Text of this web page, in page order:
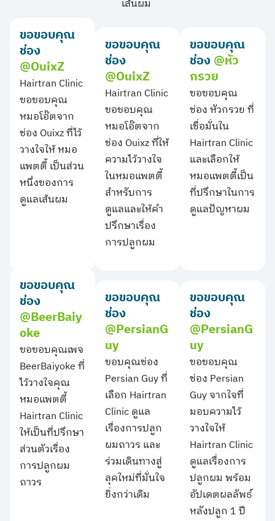
เส้นผม
ขอขอบคุณ
ช่อง
@OuixZ
Hairtran Clinic
ขอขอบคุณ
หมอโอ๊ตจาก
ช่อง Ouixz ที่ไว้
วางใจให้ หมอ
แพตตี้ เป็นส่วน
หนึ่งของการ
ดูแลเส้นผม
ขอขอบคุณ
ช่อง
@OuixZ
Hairtran Clinic
ขอขอบคุณ
หมอโอ๊ตจาก
ช่อง Ouixz ที่ให้
ความไว้วางใจ
ในหมอแพตตี้
สำหรับการ
ดูแลและให้คำ
ปรึกษาเรื่อง
การปลูกผม
ขอขอบคุณ
ช่อง@หัว
กรวย
ขอขอบคุณ
ช่อง หัวกรวย ที่
เชื่อมั่นใน
Hairtran Clinic
และเลือกให้
หมอแพตตี้เป็น
ที่ปรึกษาในการ
ดูแลปัญหาผม
ขอขอบคุณ
ช่อง
@BeerBaiy
oke
ขอขอบคุณเพจ
BeerBaiyoke ที่
ไว้วางใจคุณ
หมอแพตตี้
Hairtran Clinic
ให้เป็นที่ปรึกษา
ส่วนตัวเรื่อง
การปลูกผม
ถาวร
ขอขอบคุณ
ช่อง
@PersianG
uy
ขอบคุณช่อง
Persian Guy ที่
เลือก Hairtran
Clinic ดูแล
เรื่องการปลูก
ผมถาวร และ
ร่วมเดินทางสู่
ลุคใหม่ที่มั่นใจ
ยิ่งกว่าเดิม
ขอขอบคุณ
ช่อง
@PersianG
uy
ขอขอบคุณ
ช่อง Persian
Guy จากใจที่
มอบความไว้
วางใจให้
Hairtran Clinic
ดูแลเรื่องการ
ปลูกผม พร้อม
อัปเดตผลลัพธ์
หลังปลูก 1 ปี